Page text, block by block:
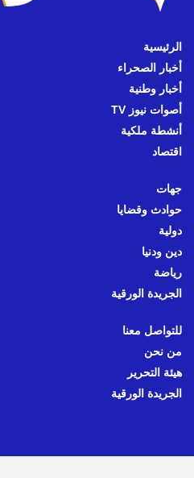
الرئيسية
أخبار الصحراء
أخبار وطنية
أصوات نيوز TV
أنشطة ملكية
اقتصاد
جهات
حوادث وقضايا
دولية
دين ودنيا
رياضة
الجريدة الورقية
للتواصل معنا
من نحن
هيئة التحرير
الجريدة الورقية